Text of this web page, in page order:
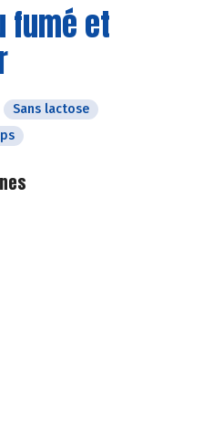
fumé et
Sans lactose